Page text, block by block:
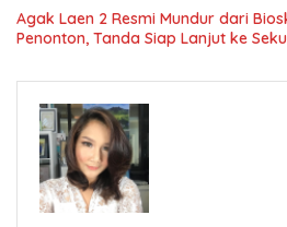
Agak Laen 2 Resmi Mundur dari
Penonton, Tanda Siap Lanjut ke